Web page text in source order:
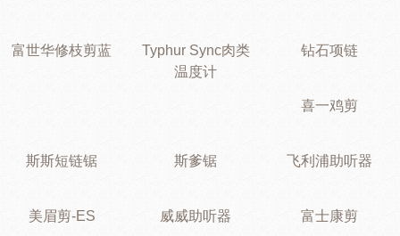
富世华修枝剪蓝
Typhur Sync肉类
温度计
钻石项链
喜一鸡剪
斯斯短链锯 斯爹锯 飞利浦助听器
美眉剪-ES 威威助听器 富士康剪